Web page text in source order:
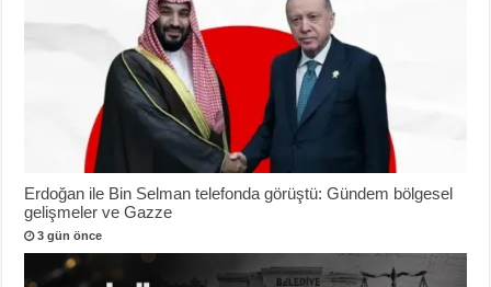
Erdoğan ile Bin Selman telefonda görüştü: Gündem bölgesel
gelişmeler ve Gazze
3 gün önce